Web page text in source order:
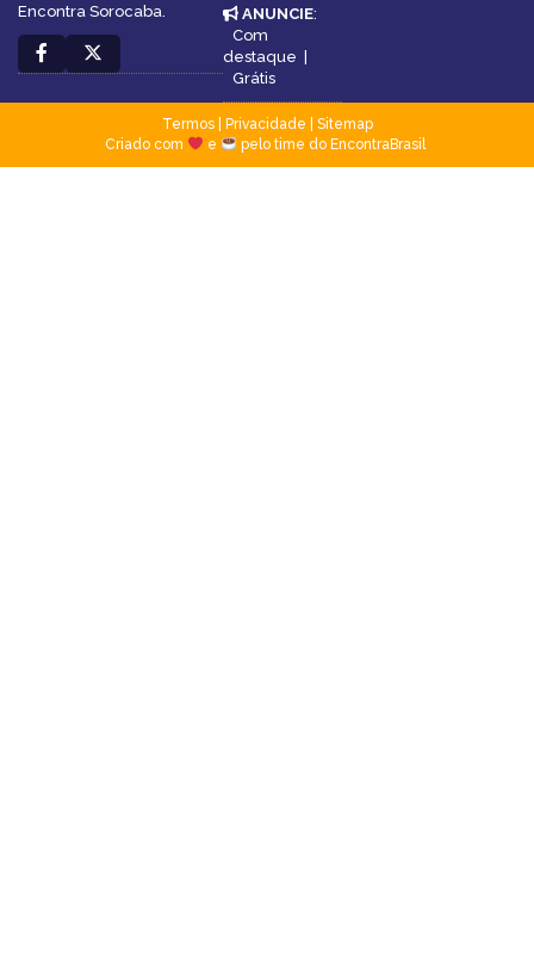
Encontra Sorocaba.
ANUNCIE:
Com
destaque |
Grátis
Termos| Privacidade
Sitemap
Criado com
e pelo time do EncontraBrasil